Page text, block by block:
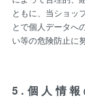
ともに、当ショッ
とで個人データへ
い等の危険防止に
5.個人情報